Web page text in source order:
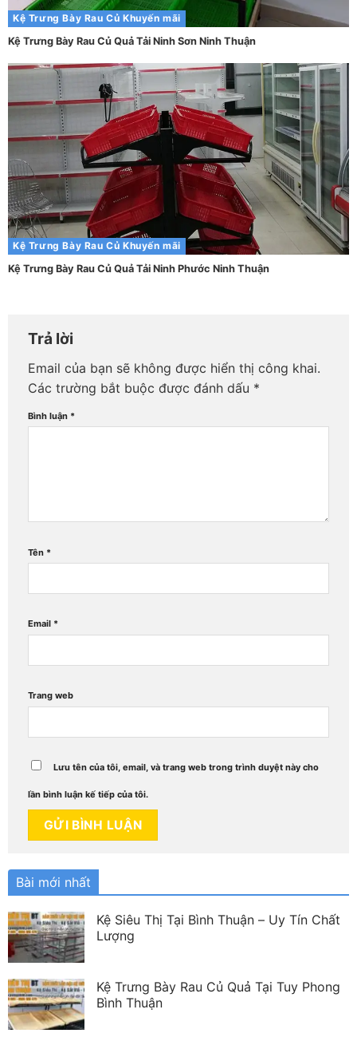
Kệ Trưng Bày Rau Củ Khuyến mãi
Kệ Trưng Bày Rau Củ Quả Tải Ninh Sơn Ninh Thuận
Kệ Trưng Bày Rau Củ Khuyến mãi
Kệ Trưng Bày Rau Củ Quả Tải Ninh Phước Ninh Thuận
Trả lời
Email của bạn sẽ không được hiển thị công khai.
Các trường bắt buộc được đánh dấu *
Bình luận *
Tên *
Email *
Trang web
Lưu tên của tôi, email, và trang web trong trình duyệt này cho
lần bình luận kế tiếp của tôi.
Bài mới nhất
Kệ Siêu Thị Tại Bình Thuận – Uy Tín Chất
Lượng
Kệ Trưng Bày Rau Củ Quả Tại Tuy Phong
Bình Thuận